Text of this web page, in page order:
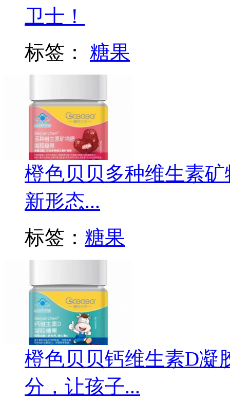
卫士！
标签： 糖果
橙色贝贝多种维生素
新形态...
标签： 糖果
橙色贝贝钙维生素D凝
分，让孩子...